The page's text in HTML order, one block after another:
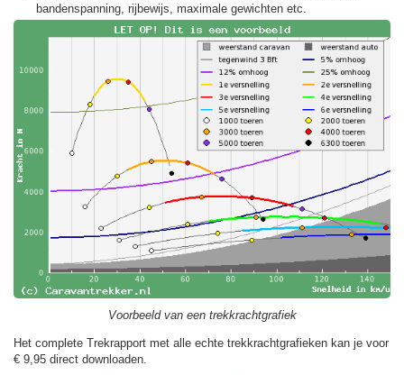
bandenspanning, rijbewijs, maximale gewichten etc.
Voorbeeld van een trekkrachtgrafiek
Het complete Trekrapport met alle echte trekkrachtgrafieken kan je voor
€ 9,95 direct downloaden.